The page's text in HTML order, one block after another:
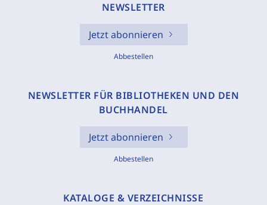
NEWSLETTER
Jetzt abonnieren
Abbestellen
NEWSLETTER FÜR BIBLIOTHEKEN UND DEN
BUCHHANDEL
Jetzt abonnieren
Abbestellen
KATALOGE & VERZEICHNISSE